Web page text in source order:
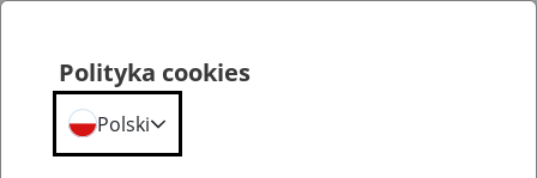
Polityka cookies
Polski